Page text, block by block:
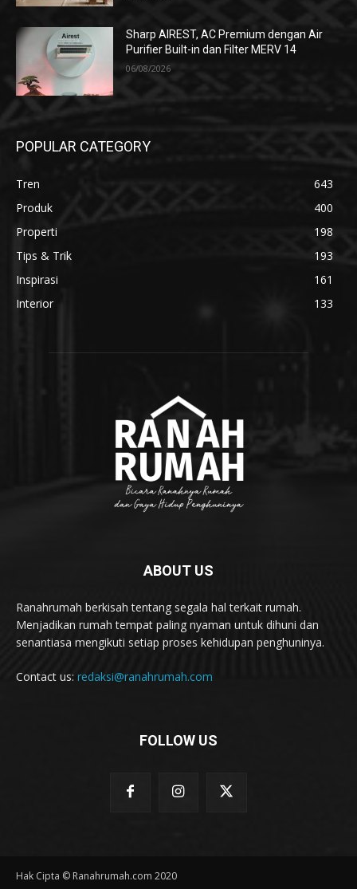
Sharp AIREST, AC Premium dengan Air
Purifier Built-in dan Filter MERV 14
06/08/2026
POPULAR CATEGORY
Tren
643
Produk
400
Properti
198
Tips & Trik
193
Inspirasi
161
Interior
133
ABOUT US
Ranahrumah berkisah tentang segala hal terkait rumah.
Menjadikan rumah tempat paling nyaman untuk dihuni dan
senantiasa mengikuti setiap proses kehidupan penghuninya.
Contact us: redaksi@ranahrumah.com
FOLLOW US
Hak Cipta © Ranahrumah.com 2020